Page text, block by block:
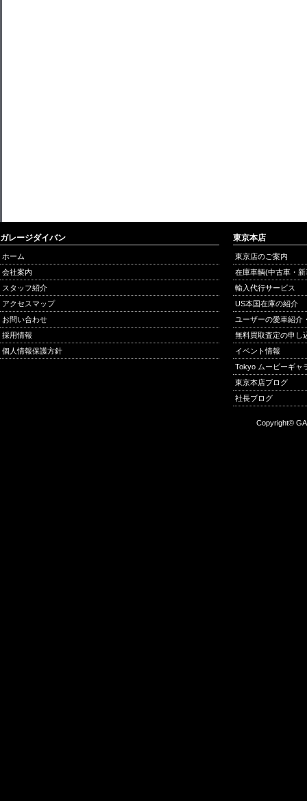
ガレージダイバン
ホーム
会社案内
スタッフ紹介
アクセスマップ
お問い合わせ
採用情報
個人情報保護方針
東京本店
東京店のご案内
在庫車輌(中古車・
輸入代行サービス
US本国在庫の紹介
ユーザーの愛車紹介
無料買取査定の申し
イベント情報
Tokyo ムービーギャ
東京本店ブログ
社長ブログ
Copyright©